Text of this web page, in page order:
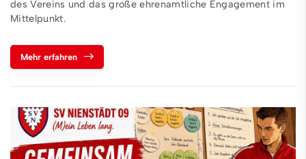
des Vereins und das große ehrenamtliche Engagement im
Mittelpunkt.
Mehr erfahren